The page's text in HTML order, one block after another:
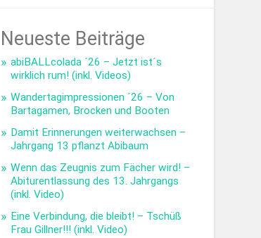
Neueste Beiträge
abiBALLcolada ´26 – Jetzt ist´s
wirklich rum! (inkl. Videos)
Wandertagimpressionen ´26 – Von
Bartagamen, Brocken und Booten
Damit Erinnerungen weiterwachsen –
Jahrgang 13 pflanzt Abibaum
Wenn das Zeugnis zum Fächer wird! –
Abiturentlassung des 13. Jahrgangs
(inkl. Video)
Eine Verbindung, die bleibt! – Tschüß
Frau Gillner!!! (inkl. Video)